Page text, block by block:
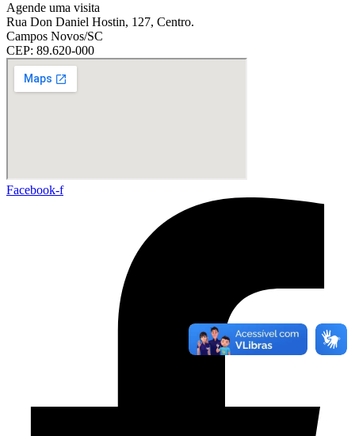
Agende uma visita
Rua Don Daniel Hostin, 127, Centro.
Campos Novos/SC
CEP: 89.620-000
Facebook-f